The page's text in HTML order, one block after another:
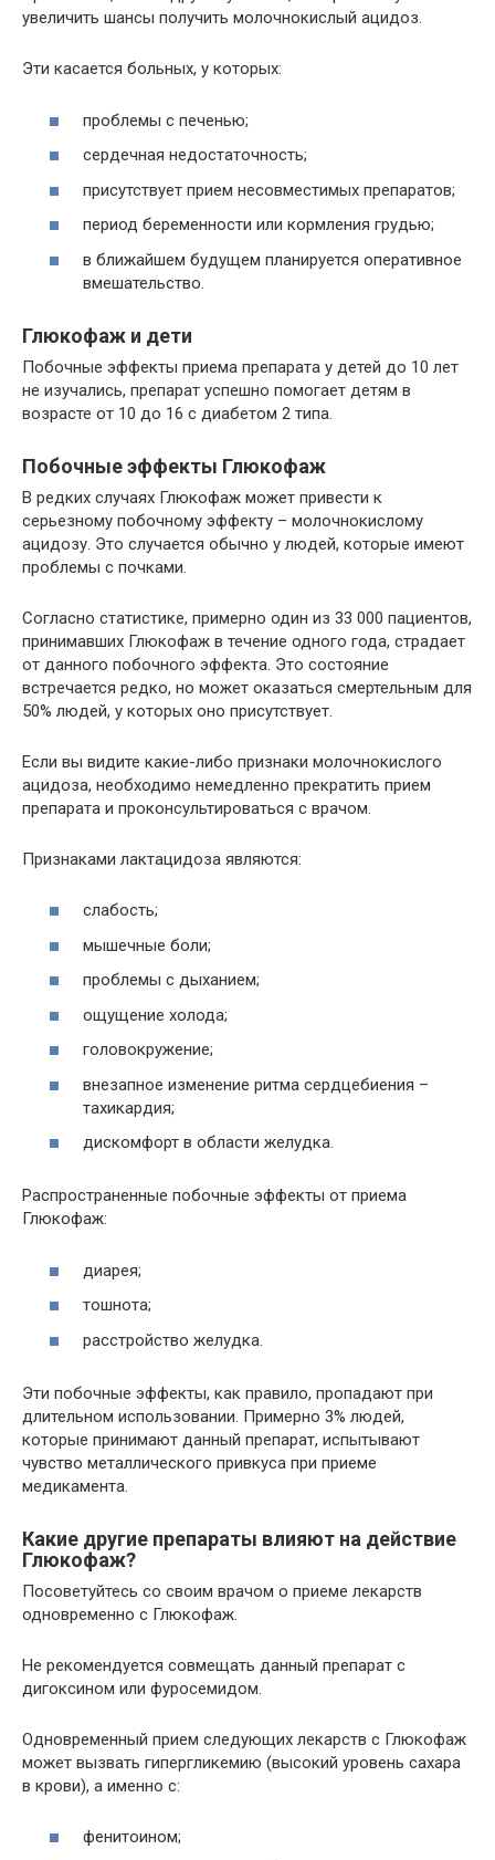
увеличить шансы получить молочнокислый ацидоз.
Эти касается больных, у которых:
проблемы с печенью;
сердечная недостаточность;
присутствует прием несовместимых препаратов;
период беременности или кормления грудью;
в ближайшем будущем планируется оперативное
вмешательство.
Глюкофаж и дети
Побочные эффекты приема препарата у детей до 10 лет
не изучались, препарат успешно помогает детям в
возрасте от 10 до 16 с диабетом 2 типа.
Побочные эффекты Глюкофаж
В редких случаях Глюкофаж может привести к
серьезному побочному эффекту – молочнокислому
ацидозу. Это случается обычно у людей, которые имеют
проблемы с почками.
Согласно статистике, примерно один из 33 000 пациентов,
принимавших Глюкофаж в течение одного года, страдает
от данного побочного эффекта. Это состояние
встречается редко, но может оказаться смертельным для
50% людей, у которых оно присутствует.
Если вы видите какие-либо признаки молочнокислого
ацидоза, необходимо немедленно прекратить прием
препарата и проконсультироваться с врачом.
Признаками лактацидоза являются:
слабость;
мышечные боли;
проблемы с дыханием;
ощущение холода;
головокружение;
внезапное изменение ритма сердцебиения –
тахикардия;
дискомфорт в области желудка.
Распространенные побочные эффекты от приема
Глюкофаж:
диарея;
тошнота;
расстройство желудка.
Эти побочные эффекты, как правило, пропадают при
длительном использовании. Примерно 3% людей,
которые принимают данный препарат, испытывают
чувство металлического привкуса при приеме
медикамента.
Какие другие препараты влияют на действие
Глюкофаж?
Посоветуйтесь со своим врачом о приеме лекарств
одновременно с Глюкофаж.
Не рекомендуется совмещать данный препарат с
дигоксином или фуросемидом.
Одновременный прием следующих лекарств с Глюкофаж
может вызвать гипергликемию (высокий уровень сахара
в крови), а именно с:
фенитоином;